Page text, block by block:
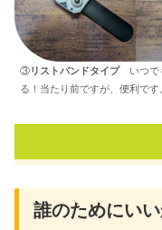
③リストバンドタイプいつで
る！当たり前ですが、便利です
誰のためにいい